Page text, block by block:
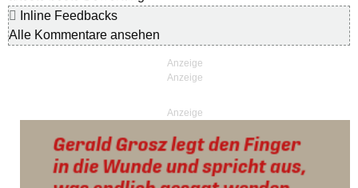
Inline Feedbacks
Alle Kommentare ansehen
Anzeige